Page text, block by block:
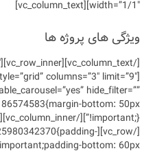
[/vc_column_text][vc_row_inner][vc_column_inner width=”1/1″]
!important;}”][/vc_column_inner][/vc_row_inner][/vc_column]
[/vc_row][vc_row